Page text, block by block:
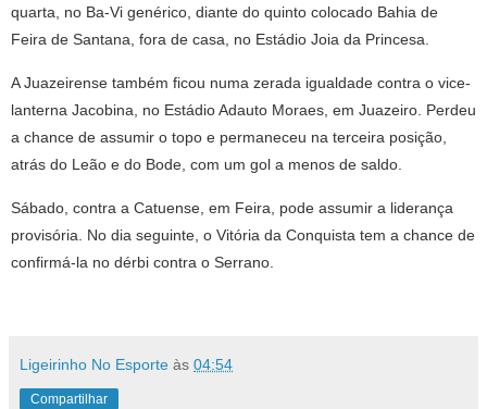
quarta, no Ba-Vi genérico, diante do quinto colocado Bahia de
Feira de Santana, fora de casa, no Estádio Joia da Princesa.
A Juazeirense também ficou numa zerada igualdade contra o vice-
lanterna Jacobina, no Estádio Adauto Moraes, em Juazeiro. Perdeu
a chance de assumir o topo e permaneceu na terceira posição,
atrás do Leão e do Bode, com um gol a menos de saldo.
Sábado, contra a Catuense, em Feira, pode assumir a liderança
provisória. No dia seguinte, o Vitória da Conquista tem a chance de
confirmá-la no dérbi contra o Serrano.
Ligeirinho No Esporte às 04:54
Compartilhar